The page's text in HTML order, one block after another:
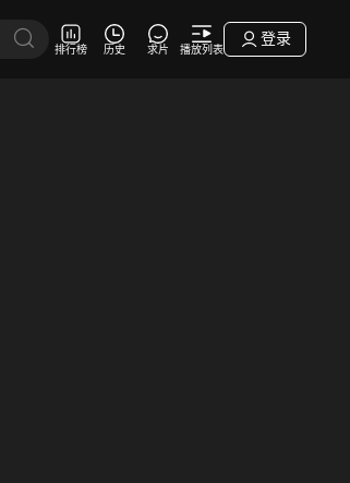
排行榜 历史 求片 播放列表
登录